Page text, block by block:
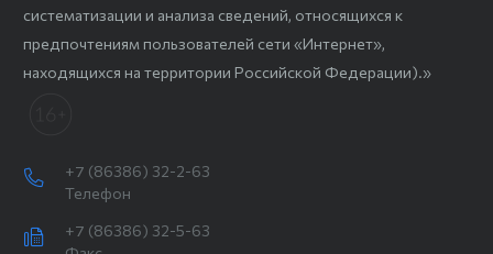
систематизации и анализа сведений, относящихся к
предпочтениям пользователей сети «Интернет»,
находящихся на территории Российской Федерации).»
+7 (86386) 32-2-63
Телефон
+7 (86386) 32-5-63